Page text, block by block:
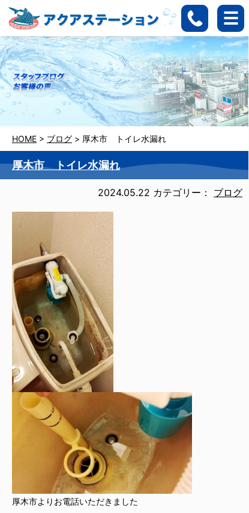
HOME > ブログ > 厚木市 トイレ水漏れ
厚木市 トイレ水漏れ
2024.05.22 カテゴリー： ブログ
厚木市よりお電話いただきました